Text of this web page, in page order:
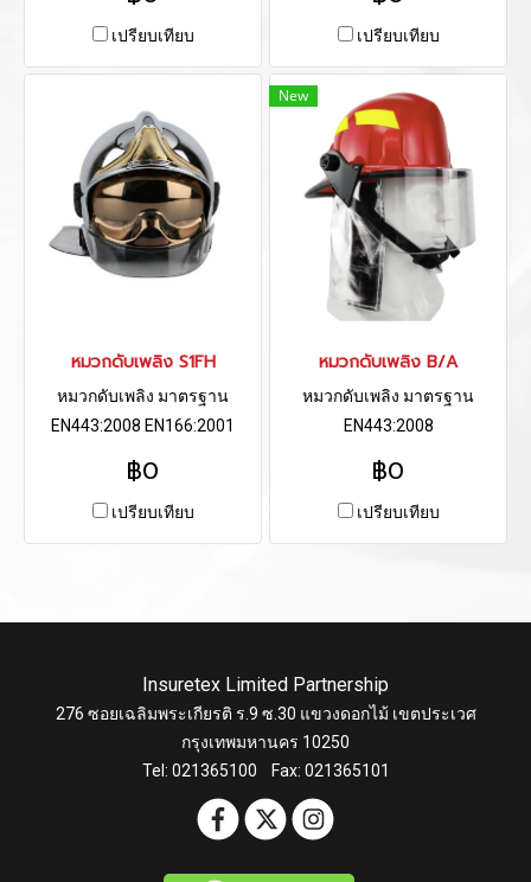
เปรียบเทียบ เปรียบเทียบ
หมวกดับเพลิง S1FH
หมวกดับเพลิง มาตรฐาน
EN443:2008 EN166:2001
DIN14458:2004
฿0
เปรียบเทียบ
New
หมวกดับเพลิง B/A
หมวกดับเพลิง มาตรฐาน
EN443:2008
฿0
เปรียบเทียบ
Insuretex Limited Partnership
276 ซอยเฉลิมพระเกียรติ ร.9 ซ.30 แขวงดอกไม้ เขตประเวศ
กรุงเทพมหานคร 10250
Tel: 021365100 Fax: 021365101